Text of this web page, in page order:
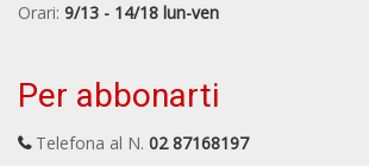
Orari: 9/13 - 14/18 lun-ven
Per abbonarti
Telefona al N. 02 87168197